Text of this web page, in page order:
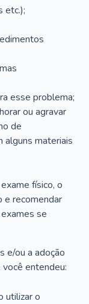
etc.);
esse problema;
ou agravar
de
alguns materiais
físico, o
e recomendar
se
e/ou a adoção
entendeu:
utilizar o